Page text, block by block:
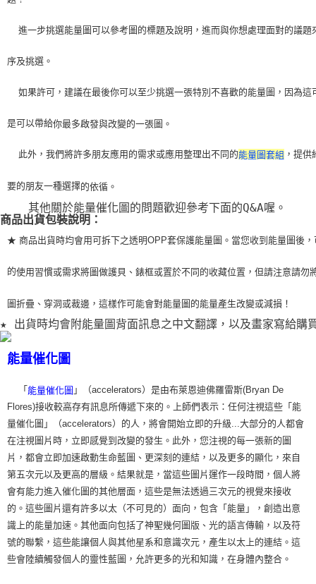
進一步挑選能量圖可以參考圖的標題及說明，進而與你想處理面對的議題
序及挑選。
如果許可，建議在最後你可以至少挑選一張特別不喜歡的能量圖，因為這
是可以帶給你最多啟發與改變的一張圖。
    此外，我們將許多朋友應用的需求或應用整理出不同的
能量圖套組 ，提供
要的朋友一種選擇的依循。
    其他關於能量催化圖的問題歡迎參考下面的Q&A喔。
商品出貨包裝說明：
★ 商品出貨時均會用可拆下之透明OPP套保護能量圖。當您收到能量圖後，
的使用習慣或需求將圖做護貝、錶框或置於不同的收藏位置，但請注意請勿
圖折疊、穿洞或裁邊，這樣作可能會對能量圖的能量產生改變或減損！
★ 出貨時均會附能量圖背面訊息之中文翻譯，以及畫家寫給購
能量催化圖
「 能量催化圖 」（accelerators）是由布萊恩迪佛羅雷斯(Bryan De
Flores)接收較高存有訊息所傳遞下來的。上師們表示：任何注視這些「能
量催化圖」（accelerators）的人，將會開始立即的升級...大部分的人都會
在注視圖片時，立即感覺到改變的發生。此外，您注視的每一張新的圖
片，都會立即加速啟動生命藍圖、更深刻的連結，以及更多的顯化，來自
第五次元以及更高的層級。結果就是，當這些圖片運作一段時間，個人將
會有能力進入催化圖的其他層面，這些是無法透過三次元的視覺來接收
的。這些圖片還有許多以太（不可見的）面向，包含「能量」，創造出意
識上的能量加速。其他面向包括了神聖幾何圖版、光的語言傳輸，以及符
號的聯繫，這些能讓個人與其他星系和意識次元，產生以太上的連結。這
些會陸續觸發個人的靈性藍圖，允許更多的光和知識，在身體內整合。